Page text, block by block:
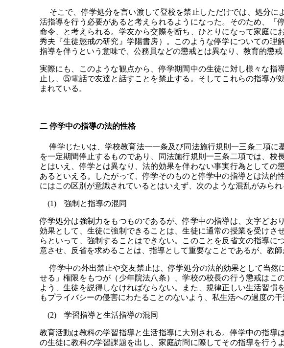
そこで、停学処分を言い渡して登校を禁止しただけでは、処分に
活指導を行う必要があると考えられるようになった。そのため、
命令、と考えられる。学友から交際を断ち、ひとりになって家庭
秀夫『生徒懲戒の研究』学陽書房）。このような停学についての
指導を伴うという意味で、公務員などの懲戒とは異なり、教育的懲戒
実際にも、このような観点から、停学期間中の生徒に対し様々な
止し、⑤電話で友達と話すことを禁止する。そしてこれらの指導
まれている。
二 停学中の指導の法的性格
停学じたいは、学校教育法一一条及び同法施行規則一三条二項に
を一定期間停止するものであり、同法施行規則一三条二項では、
とはいえ、停学とは異なり、法的効果を伴わない事実行為として
あるといえる。したがって、停学そのものと停学中の指導とは法
にはこの区別が意識されているとはいえず、次のような混乱がみられ
(1) 強制と指導の混同
停学処分は強制力をもつものであるが、停学中の指導は、文字ど
効果として、生徒に強制できることは、生徒に通常の授業を受け
らといって、強制することはできない。このことを反省文の指導
意させ、反省を求めることは、指導として重要なことであるが、教
停学中の外出禁止や交友禁止は、停学処分の法的効果として当然
せる」権限をもつが（少年院法八条）、学校の校長の行う懲戒は
よう、生徒を説得しなければならない。また、規律正しい生活習
もプライバシーの侵害にわたることのないよう、私生活への過度の干
(2) 学習指導と生活指導の混同
教育活動は教科の学習指導と生活指導に大別される。停学中の指
の生徒に教科の学習課題を出し、家庭訪問に際してその指導を行